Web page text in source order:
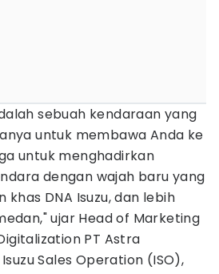
sebuah kendaraan yang
untuk membawa Anda ke
untuk menghadirkan
dengan wajah baru yang
khas DNA Isuzu, dan lebih
ujar Head of Marketing
PT Astra
Sales Operation (ISO),